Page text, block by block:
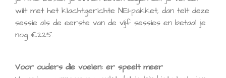
wilt met het klachtgerichte NEI-pakket, dan telt deze
sessie als de eerste van de vijf sessies en betaal je
nog €225.
Voor ouders die voelen: er speelt meer